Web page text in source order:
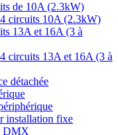
de 10A (2.3kW)
circuits 10A (2.3kW)
13A et 16A (3 à
circuits 13A et 16A (3 à
détachée
installation fixe
DMX